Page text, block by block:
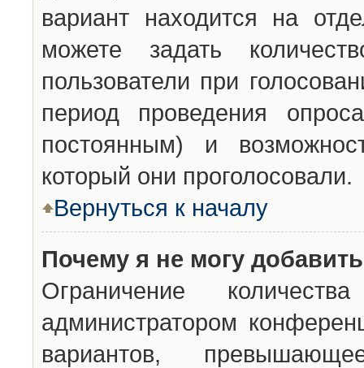
вариант находится на
можете задать
пользователи при
период проведения
постоянным) и
который они проголосовали.
Вернуться к началу
Почему я не могу
Ограничение
администратором
вариантов,